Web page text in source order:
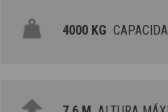
4000 KG